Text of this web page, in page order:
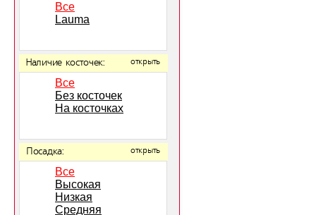
Все
Lauma
Наличие косточек: открыть
Все
Без косточек
На косточках
Посадка: открыть
Все
Высокая
Низкая
Средняя